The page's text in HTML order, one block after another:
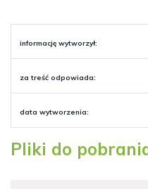
informację wytworzył:
za treść odpowiada:
data wytworzenia:
Pliki do